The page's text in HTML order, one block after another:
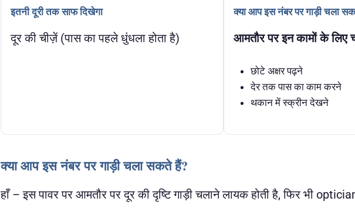
इतनी दूरी तक साफ दिखेगा
दूर की चीज़ें (पास का पहले धुंधला होता है)
क्या आप इस नंबर पर गाड़ी चला
आमतौर पर इन कामों के लिए
छोटे अक्षर पढ़ने
देर तक पास का काम करने
थकान में स्क्रीन देखने
क्या आप इस नंबर पर गाड़ी चला सकते हैं?
हाँ – इस पावर पर आमतौर पर दूर की दृष्टि गाड़ी चलाने लायक होती है, फिर भी